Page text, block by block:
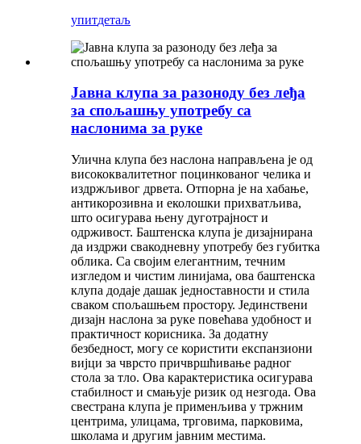
упитдетаљ
Јавна клупа за разоноду без леђа
за спољашњу употребу са
наслонима за руке
Улична клупа без наслона направљена је од
висококвалитетног поцинкованог челика и
издржљивог дрвета. Отпорна је на хабање,
антикорозивна и еколошки прихватљива,
што осигурава њену дуготрајност и
одрживост. Баштенска клупа је дизајнирана
да издржи свакодневну употребу без губитка
облика. Са својим елегантним, течним
изгледом и чистим линијама, ова баштенска
клупа додаје дашак једноставности и стила
сваком спољашњем простору. Јединствени
дизајн наслона за руке повећава удобност и
практичност корисника. За додатну
безбедност, могу се користити експанзиони
вијци за чврсто причвршћивање радног
стола за тло. Ова карактеристика осигурава
стабилност и смањује ризик од незгода. Ова
свестрана клупа је применљива у тржним
центрима, улицама, трговима, парковима,
школама и другим јавним местима.